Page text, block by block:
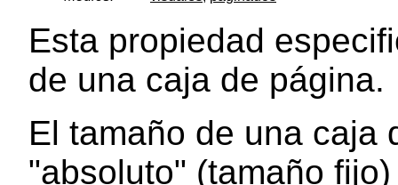
Esta propiedad
de una caja de página.
El tamaño de una caja
"absoluto" (tamaño